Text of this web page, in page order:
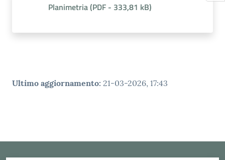
Planimetria(PDF - 333,81 kB)
Ultimo aggiornamento: 21-03-2026, 17:43